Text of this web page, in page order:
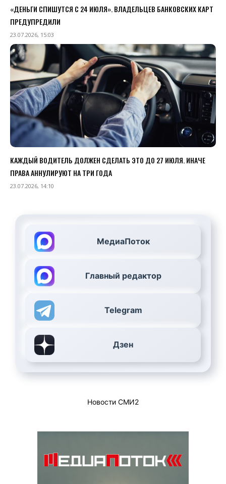
«ДЕНЬГИ СПИШУТСЯ С 24 ИЮЛЯ». ВЛАДЕЛЬЦЕВ БАНКОВСКИХ КАРТ
ПРЕДУПРЕДИЛИ
23.07.2026, 15:03
КАЖДЫЙ ВОДИТЕЛЬ ДОЛЖЕН СДЕЛАТЬ ЭТО ДО 27 ИЮЛЯ. ИНАЧЕ
ПРАВА АННУЛИРУЮТ НА ТРИ ГОДА
23.07.2026, 14:10
МедиаПоток
Главный редактор
Telegram
Дзен
Новости СМИ2